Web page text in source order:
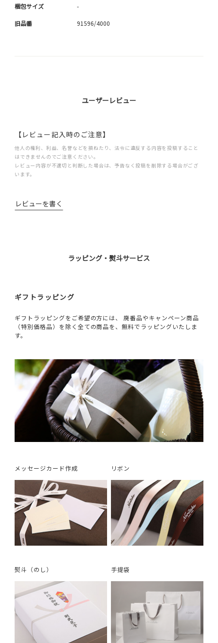
梱包サイズ -
旧品番 91596/4000
ユーザーレビュー
【レビュー記入時のご注意】
他人の権利、利益、名誉などを損ねたり、法令に違反する内容を投稿すること
はできませんのでご注意ください。
レビュー内容が不適切と判断した場合は、予告なく投稿を削除する場合がござ
います。
レビューを書く
ラッピング・熨斗サービス
ギフトラッピング
ギフトラッピングをご希望の方には、 廃番品やキャンペーン商品
（特別価格品）を除く全ての商品を、無料でラッピングいたしま
す。
メッセージカード作成 リボン
熨斗（のし） 手提袋